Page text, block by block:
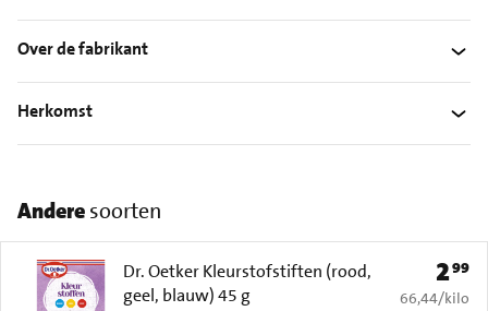
Over de fabrikant
Herkomst
Anderesoorten
Dr. Oetker Kleurstofstiften (rood,
geel, blauw) 45 g
Prijs:
299
€ 66,44 per
66,44/kilo